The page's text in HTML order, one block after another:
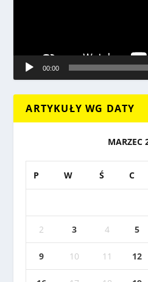
00:00
ARTYKUŁY WG DATY
MARZEC
P W Ś C
2 3 4 5
9 10 11 12